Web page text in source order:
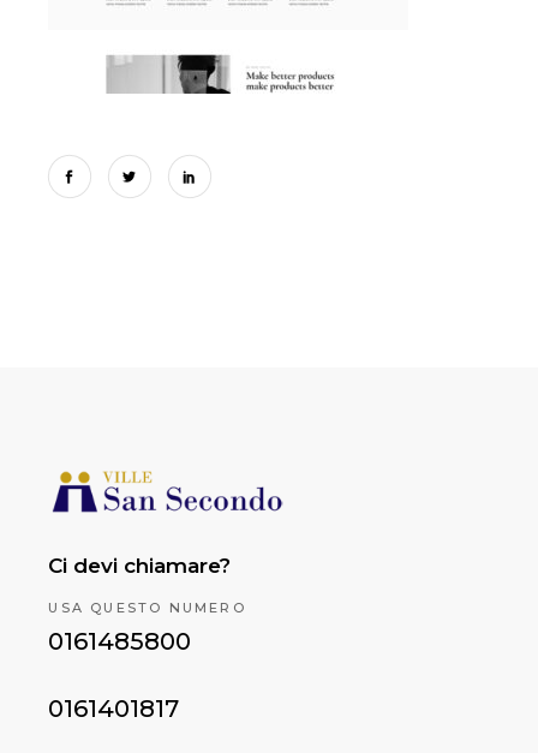
Ci devi chiamare?
USA QUESTO NUMERO
0161485800
0161401817